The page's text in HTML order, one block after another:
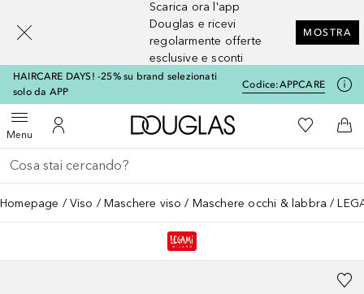
Scarica ora l'app
Douglas e ricevi
regolarmente offerte
esclusive e sconti
MOSTRA
HAIRCARE DAYS! -25% su brand selezionati
solo da APP
Codice:APPCARE
MenuApri menuAl Mio Account
A Douglas HomeAlla Mia
Al
Torna indietro
Esegui ricerca
Homepage Viso Maschere viso Maschere occhi & labbra
[navigation.slideout.screenreader]